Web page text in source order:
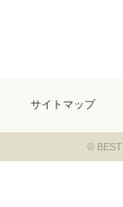
サイトマップ
© BEST